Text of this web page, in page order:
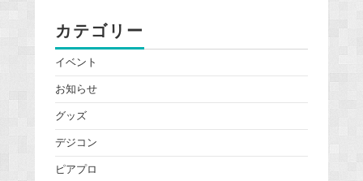
カテゴリー
イベント
お知らせ
グッズ
デジコン
ピアプロ